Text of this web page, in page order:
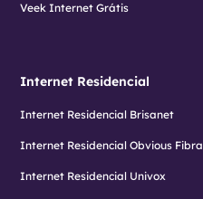
Veek Internet Grátis
Internet Residencial
Internet Residencial Brisanet
Internet Residencial Obvious Fibra
Internet Residencial Univox